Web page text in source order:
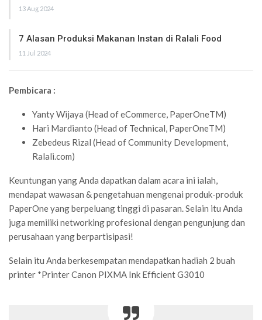
13 Aug 2024
7 Alasan Produksi Makanan Instan di Ralali Food
11 Jul 2024
Pembicara :
Yanty Wijaya (Head of eCommerce, PaperOneTM)
Hari Mardianto (Head of Technical, PaperOneTM)
Zebedeus Rizal (Head of Community Development,
Ralali.com)
Keuntungan yang Anda dapatkan dalam acara ini ialah,
mendapat wawasan & pengetahuan mengenai produk-produk
PaperOne yang berpeluang tinggi di pasaran. Selain itu Anda
juga memiliki networking profesional dengan pengunjung dan
perusahaan yang berpartisipasi!
Selain itu Anda berkesempatan mendapatkan hadiah 2 buah
printer *Printer Canon PIXMA Ink Efficient G3010